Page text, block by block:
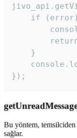
if
    }
});
Bu yöntem, temsilciden
sağlar.